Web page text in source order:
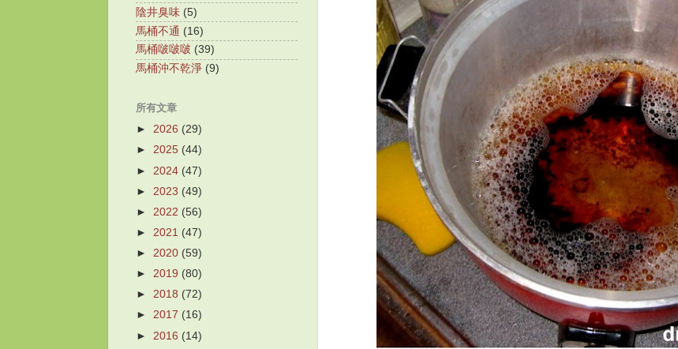
陰井臭味 (5)
馬桶不通 (16)
馬桶啵啵啵 (39)
馬桶沖不乾淨 (9)
所有文章
► 2026 (29)
► 2025 (44)
► 2024 (47)
► 2023 (49)
► 2022 (56)
► 2021 (47)
► 2020 (59)
► 2019 (80)
► 2018 (72)
► 2017 (16)
► 2016 (14)